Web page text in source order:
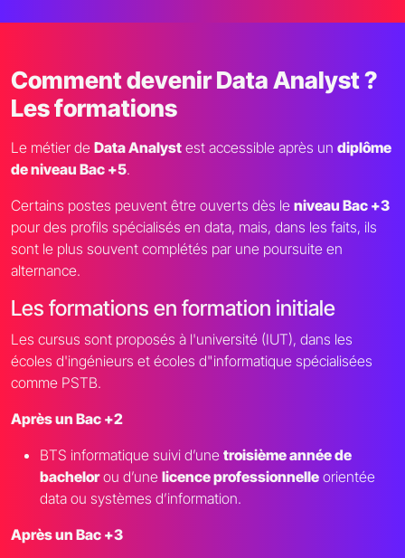
Comment devenir Data Analyst ?
Les formations
Le métier de Data Analyst est accessible après un diplôme
de niveau Bac +5.
Certains postes peuvent être ouverts dès le niveau Bac +3
pour des profils spécialisés en data, mais, dans les faits, ils
sont le plus souvent complétés par une poursuite en
alternance.
Les formations en formation initiale
Les cursus sont proposés à l'université (IUT), dans les
écoles d'ingénieurs et écoles d"informatique spécialisées
comme PSTB.
Après un Bac +2
BTS informatique suivi d’une troisième année de
bachelorou d’une licence professionnelle orientée
data ou systèmes d’information.
Après un Bac +3